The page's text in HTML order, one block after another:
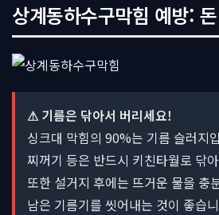
상계동하수구막힘 예방:
⚠ 기름은 닦아서 버리세요!
싱크대 막힘의 90%는 기름 슬러지
찌꺼기 등은 반드시 키친타월로 닦
또한 설거지 후에는 뜨거운 물을 충
남은 기름기를 씻어내는 것이 좋습